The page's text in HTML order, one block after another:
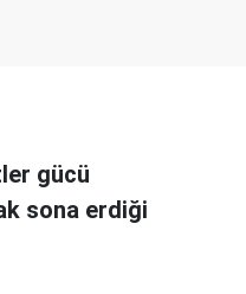
gücü
sona erdiği